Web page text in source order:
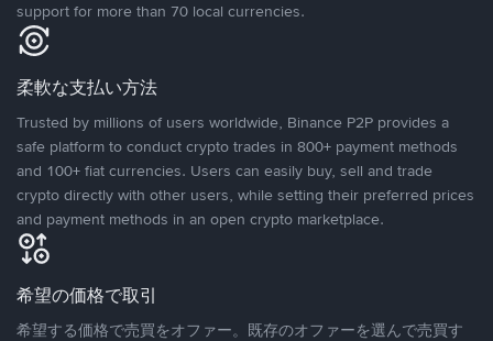
support for more than 70 local currencies.
柔軟な支払い方法
Trusted by millions of users worldwide, Binance P2P provides a
safe platform to conduct crypto trades in 800+ payment methods
and 100+ fiat currencies. Users can easily buy, sell and trade
crypto directly with other users, while setting their preferred prices
and payment methods in an open crypto marketplace.
希望の価格で取引
希望する価格で売買をオファー。既存のオファーを選んで売買す